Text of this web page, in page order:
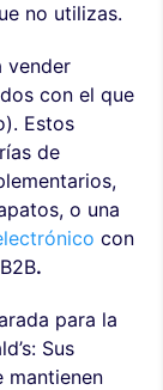
no utilizas.
vender
con el que
Estos
de
o una
con
.
para la
Sus
mantienen